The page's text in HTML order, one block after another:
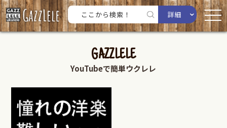
詳細
GAZZLELE
YouTubeで簡単ウクレレ